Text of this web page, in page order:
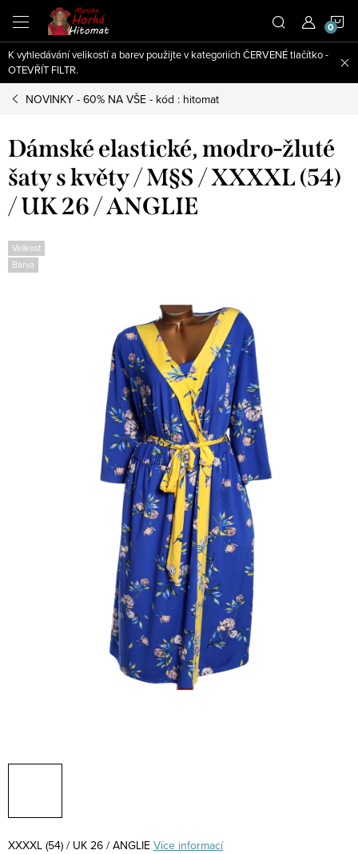
obsah
K vyhledávání velikostí a barev použijte v kategoriích ČERVENÉ tlačítko -
OTEVŘÍT FILTR.
NOVINKY - 60% NA VŠE - kód : hitomat
Dámské elastické, modro-žluté
šaty s květy / M§S / XXXXL (54)
/ UK 26 / ANGLIE
Velikost
Barva
XXXXL (54) / UK 26 / ANGLIE Více informací